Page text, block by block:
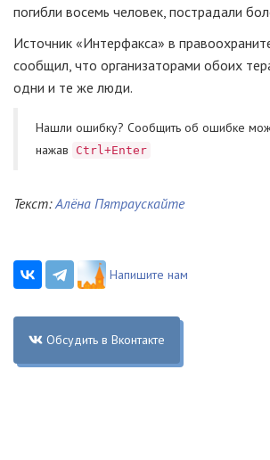
погибли восемь человек, пострадали
Источник «Интерфакса» в
сообщил, что организаторами обоих
одни и те же люди.
Нашли ошибку? Cообщить об ошибке
нажав
Ctrl+Enter
Текст:Алёна Пятраускайте
Напишите нам
Обсудить в Вконтакте